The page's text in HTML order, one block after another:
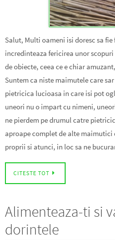
Salut, Multi oameni isi doresc sa
incredinteaza fericirea unor
de obiecte, ceea ce e chiar
Suntem ca niste maimutele care
pietricica lucioasa in care isi pot
uneori nu o impart cu nimeni,
ne pierdem pe drumul catre
aproape complet de alte
proprii si atunci, in loc sa ne
CITESTE TOT
Alimenteaza-ti si
dorintele